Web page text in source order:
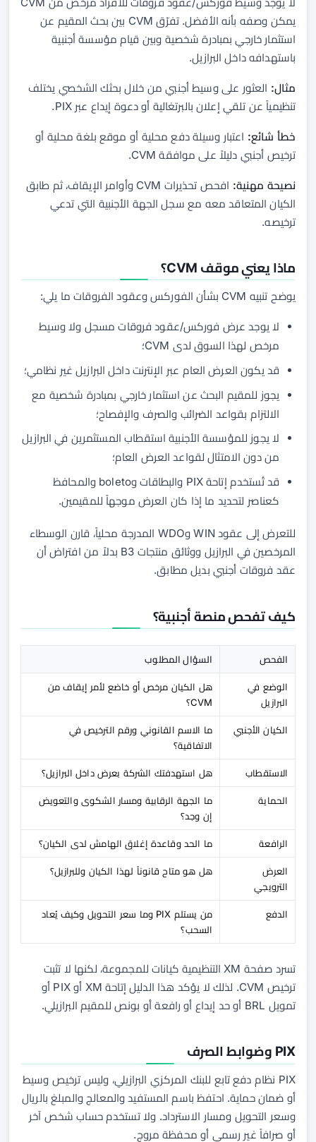
لا يوجد وسيط فوركس/عقود فروقات للأفراد مرخص من CVM
يمكن وصفه بأنه الأفضل. تفرّق CVM بين بحث المقيم عن
استثمار خارجي بمبادرة شخصية وبين قيام مؤسسة أجنبية
باستهدافه داخل البرازيل.
مثال: العثور على وسيط أجنبي من خلال بحثك الشخصي يختلف
تنظيمياً عن تلقي إعلان بالبرتغالية أو دعوة إيداع عبر PIX.
خطأ شائع: اعتبار وسيلة دفع محلية أو موقع بلغة محلية أو
ترخيص أجنبي دليلاً على موافقة CVM.
نصيحة مهنية:
افحص تحذيرات CVM وأوامر الإيقاف، ثم طابق
الكيان المتعاقد معه مع سجل الجهة الأجنبية التي تدعي
ترخيصه.
ماذا يعني موقف CVM؟
يوضح تنبيه CVM بشأن الفوركس وعقود الفروقات ما يلي:
لا يوجد عرض فوركس/عقود فروقات مسجل ولا وسيط
مرخص لهذا السوق لدى CVM؛
قد يكون العرض العام عبر الإنترنت داخل البرازيل غير نظامي؛
يجوز للمقيم البحث عن استثمار خارجي بمبادرة شخصية مع
الالتزام بقواعد الضرائب والصرف والإفصاح؛
لا يجوز للمؤسسة الأجنبية استقطاب المستثمرين في البرازيل
من دون الامتثال لقواعد العرض العام؛
قد تُستخدم إتاحة PIX والبطاقات وboleto والمحافظ
كعناصر لتحديد ما إذا كان العرض موجهاً للمقيمين.
للتعرض إلى عقود WIN وWDO المدرجة محلياً، قارن الوسطاء
المرخصين في البرازيل ووثائق منتجات B3 بدلاً من افتراض أن
عقد فروقات أجنبي بديل مطابق.
كيف تفحص منصة أجنبية؟
الفحص السؤال المطلوب
الوضع في
البرازيل
هل الكيان مرخص أو خاضع لأمر إيقاف من
CVM؟
الكيان الأجنبي
ما الاسم القانوني ورقم الترخيص في
الاتفاقية؟
الاستقطاب هل استهدفتك الشركة بعرض داخل البرازيل؟
الحماية
ما الجهة الرقابية ومسار الشكوى والتعويض
إن وجد؟
الرافعة ما الحد وقاعدة إغلاق الهامش لدى الكيان؟
العرض
الترويجي
هل هو متاح قانوناً لهذا الكيان وللبرازيل؟
الدفع
من يستلم PIX وما سعر التحويل وكيف يُعاد
السحب؟
تسرد صفحة XM التنظيمية كيانات للمجموعة، لكنها لا تثبت
ترخيص CVM. لذلك لا يؤكد هذا الدليل إتاحة XM أو PIX أو
تمويل BRL أو حد إيداع أو رافعة أو بونص للمقيم البرازيلي.
PIX وضوابط الصرف
PIX نظام دفع تابع للبنك المركزي البرازيلي، وليس ترخيص وسيط
أو ضمان حماية. احتفظ باسم المستفيد والمعالج والمبلغ بالريال
وسعر التحويل ومسار الاسترداد. ولا تستخدم حساب شخص آخر
أو صرافاً غير رسمي أو محفظة مروج.